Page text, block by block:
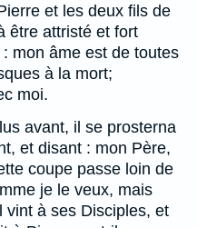
et les deux fils de
être attristé et fort
mon âme est de toutes
à la mort;
moi.
avant, il se prosterna
et disant : mon Père,
coupe passe loin de
je le veux, mais
vint à ses Disciples, et